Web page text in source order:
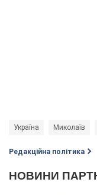
Україна Миколаїв
Редакційна політика